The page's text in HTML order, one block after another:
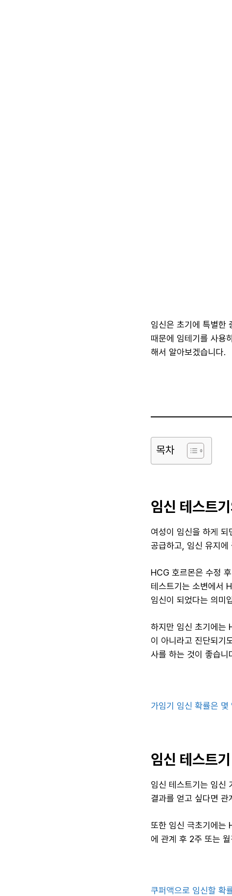
임신은 초기에 특별한
때문에 임테기를 사용
해서 알아보겠습니다.
목차
임신 테스트
여성이 임신을 하게
공급하고, 임신 유지
HCG 호르몬은 수정
테스트기는 소변에서
임신이 되었다는 의미
하지만 임신 초기에는
이 아니라고 진단되기
사를 하는 것이 좋습니
가임기 임신 확률은 몇
임신 테스트기
임신 테스트기는 임신
결과를 얻고 싶다면
또한 임신 극초기에는
에 관계 후 2주 또는
쿠퍼액으로 임신할 확